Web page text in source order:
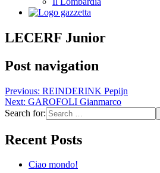
LECERF Junior
Post navigation
Previous: REINDERINK Pepijn
Next: GAROFOLI Gianmarco
Search for:
Recent Posts
Ciao mondo!